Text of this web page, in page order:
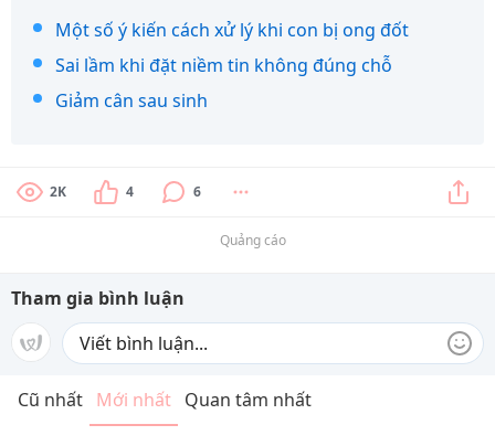
Một số ý kiến cách xử lý khi con bị ong đốt
Sai lầm khi đặt niềm tin không đúng chỗ
Giảm cân sau sinh
2K 4 6
Quảng cáo
Tham gia bình luận
Cũ nhất Mới nhất Quan tâm nhất